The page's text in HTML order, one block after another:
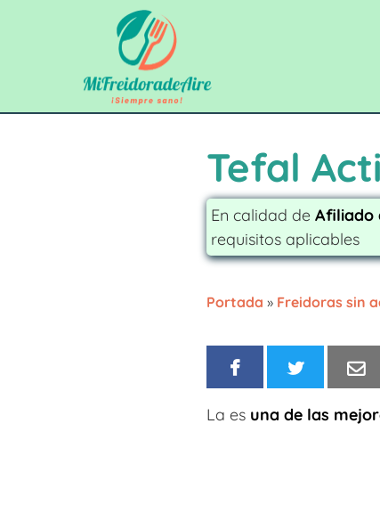
Tefal
En calidad de Afiliado
requisitos aplicables
Portada » Freidoras sin
La es una de las